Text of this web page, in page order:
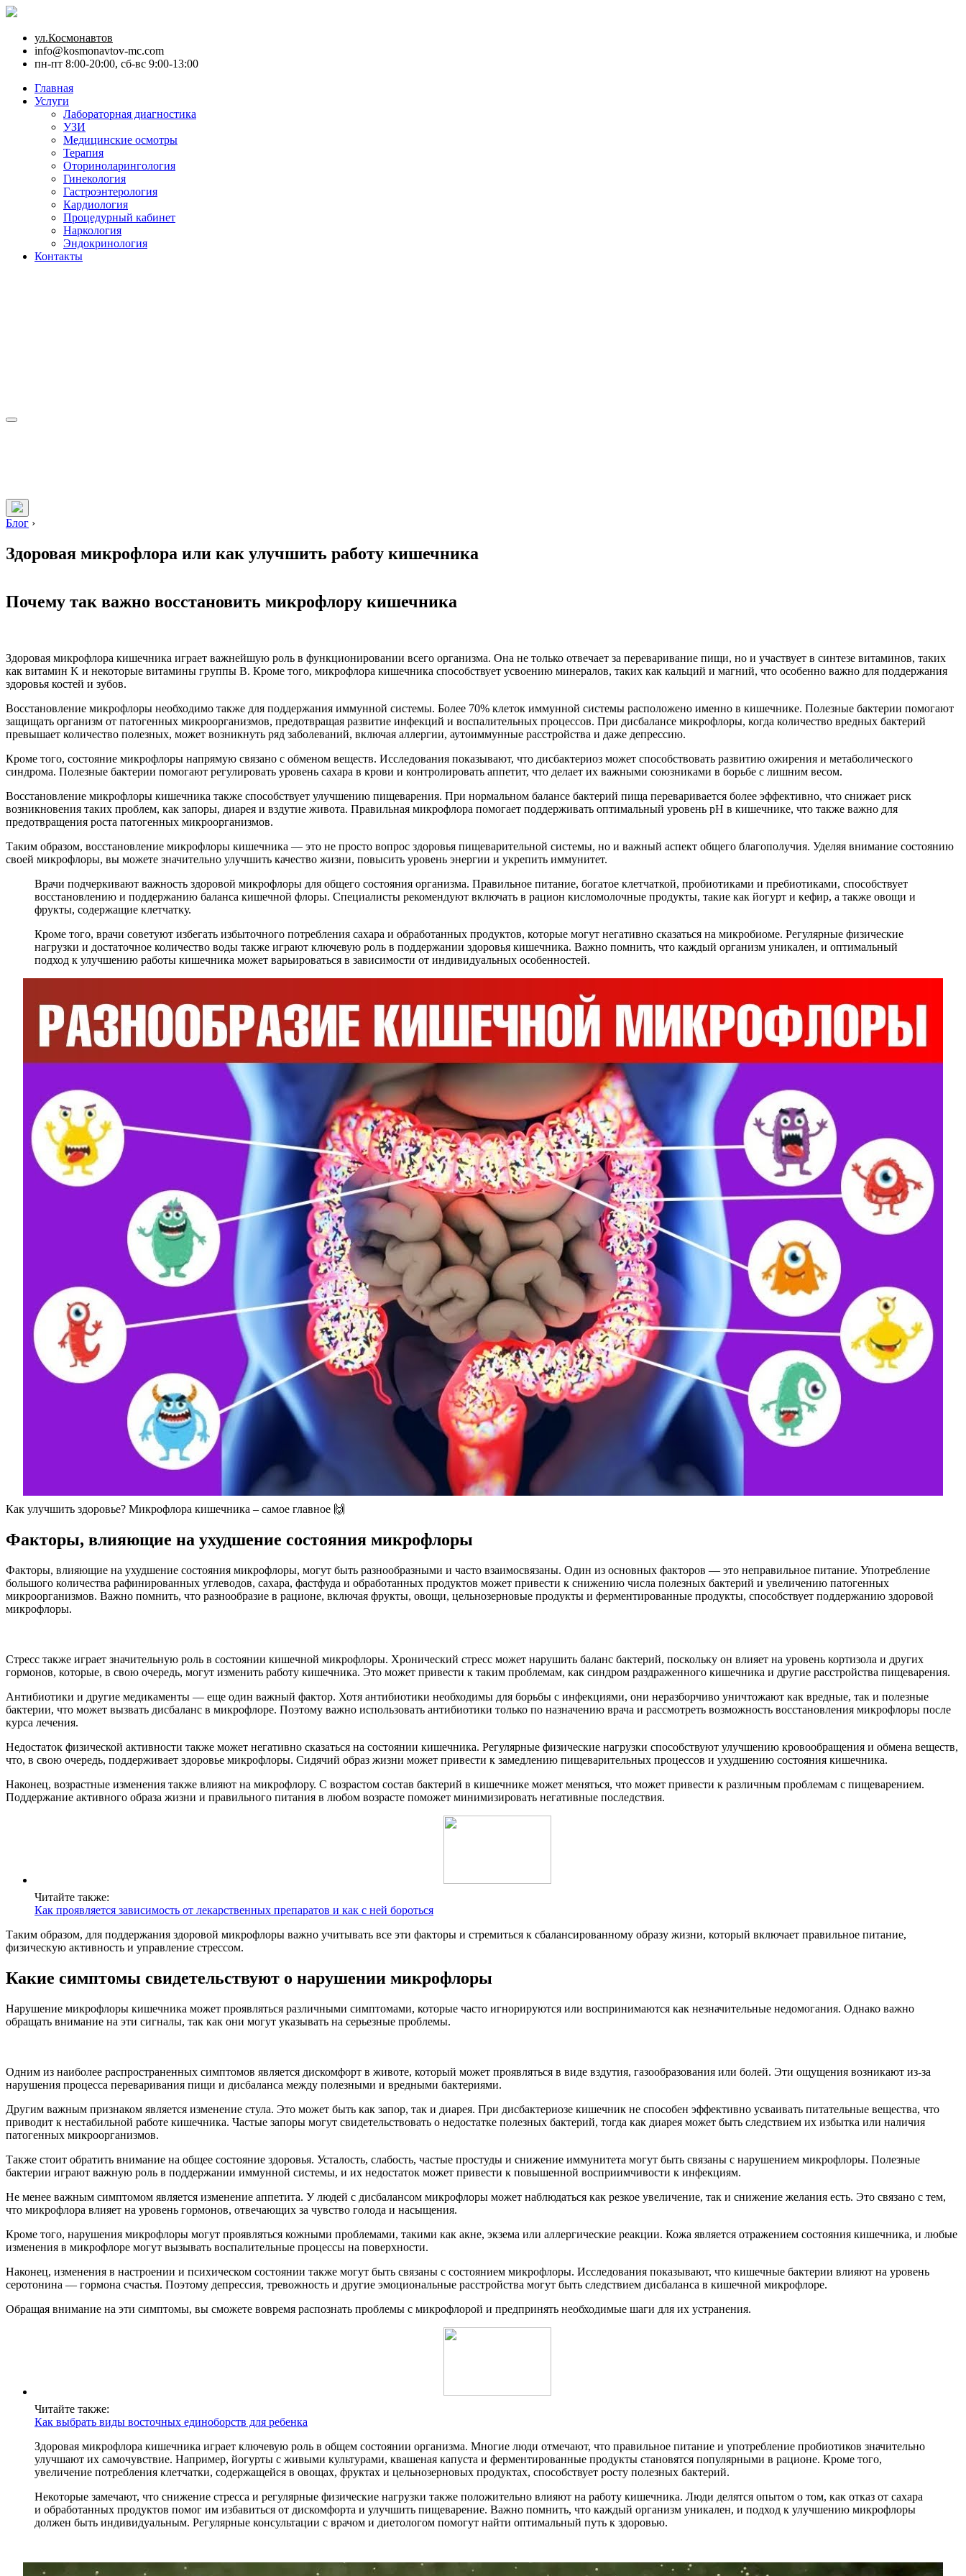
ул.Космонавтов
info@kosmonavtov-mc.com
пн-пт 8:00-20:00, сб-вс 9:00-13:00
Главная
Услуги
Лабораторная диагностика
УЗИ
Медицинские осмотры
Терапия
Оториноларингология
Гинекология
Гастроэнтерология
Кардиология
Процедурный кабинет
Наркология
Эндокринология
Контакты
Блог ›
Здоровая микрофлора или как улучшить работу кишечника
Почему так важно восстановить микрофлору кишечника
Здоровая микрофлора кишечника играет важнейшую роль в функционировании всего организма. Она не только отвечает за переваривание пищи, но и участвует в синтезе витаминов, таких
как витамин K и некоторые витамины группы B. Кроме того, микрофлора кишечника способствует усвоению минералов, таких как кальций и магний, что особенно важно для поддержания
здоровья костей и зубов.
Восстановление микрофлоры необходимо также для поддержания иммунной системы. Более 70% клеток иммунной системы расположено именно в кишечнике. Полезные бактерии помогают
защищать организм от патогенных микроорганизмов, предотвращая развитие инфекций и воспалительных процессов. При дисбалансе микрофлоры, когда количество вредных бактерий
превышает количество полезных, может возникнуть ряд заболеваний, включая аллергии, аутоиммунные расстройства и даже депрессию.
Кроме того, состояние микрофлоры напрямую связано с обменом веществ. Исследования показывают, что дисбактериоз может способствовать развитию ожирения и метаболического
синдрома. Полезные бактерии помогают регулировать уровень сахара в крови и контролировать аппетит, что делает их важными союзниками в борьбе с лишним весом.
Восстановление микрофлоры кишечника также способствует улучшению пищеварения. При нормальном балансе бактерий пища переваривается более эффективно, что снижает риск
возникновения таких проблем, как запоры, диарея и вздутие живота. Правильная микрофлора помогает поддерживать оптимальный уровень pH в кишечнике, что также важно для
предотвращения роста патогенных микроорганизмов.
Таким образом, восстановление микрофлоры кишечника — это не просто вопрос здоровья пищеварительной системы, но и важный аспект общего благополучия. Уделяя внимание состоянию
своей микрофлоры, вы можете значительно улучшить качество жизни, повысить уровень энергии и укрепить иммунитет.
Врачи подчеркивают важность здоровой микрофлоры для общего состояния организма. Правильное питание, богатое клетчаткой, пробиотиками и пребиотиками, способствует
восстановлению и поддержанию баланса кишечной флоры. Специалисты рекомендуют включать в рацион кисломолочные продукты, такие как йогурт и кефир, а также овощи и
фрукты, содержащие клетчатку.
Кроме того, врачи советуют избегать избыточного потребления сахара и обработанных продуктов, которые могут негативно сказаться на микробиоме. Регулярные физические
нагрузки и достаточное количество воды также играют ключевую роль в поддержании здоровья кишечника. Важно помнить, что каждый организм уникален, и оптимальный
подход к улучшению работы кишечника может варьироваться в зависимости от индивидуальных особенностей.
Как улучшить здоровье? Микрофлора кишечника – самое главное 🙌
Факторы, влияющие на ухудшение состояния микрофлоры
Факторы, влияющие на ухудшение состояния микрофлоры, могут быть разнообразными и часто взаимосвязаны. Один из основных факторов — это неправильное питание. Употребление
большого количества рафинированных углеводов, сахара, фастфуда и обработанных продуктов может привести к снижению числа полезных бактерий и увеличению патогенных
микроорганизмов. Важно помнить, что разнообразие в рационе, включая фрукты, овощи, цельнозерновые продукты и ферментированные продукты, способствует поддержанию здоровой
микрофлоры.
Стресс также играет значительную роль в состоянии кишечной микрофлоры. Хронический стресс может нарушить баланс бактерий, поскольку он влияет на уровень кортизола и других
гормонов, которые, в свою очередь, могут изменить работу кишечника. Это может привести к таким проблемам, как синдром раздраженного кишечника и другие расстройства пищеварения.
Антибиотики и другие медикаменты — еще один важный фактор. Хотя антибиотики необходимы для борьбы с инфекциями, они неразборчиво уничтожают как вредные, так и полезные
бактерии, что может вызвать дисбаланс в микрофлоре. Поэтому важно использовать антибиотики только по назначению врача и рассмотреть возможность восстановления микрофлоры после
курса лечения.
Недостаток физической активности также может негативно сказаться на состоянии кишечника. Регулярные физические нагрузки способствуют улучшению кровообращения и обмена веществ,
что, в свою очередь, поддерживает здоровье микрофлоры. Сидячий образ жизни может привести к замедлению пищеварительных процессов и ухудшению состояния кишечника.
Наконец, возрастные изменения также влияют на микрофлору. С возрастом состав бактерий в кишечнике может меняться, что может привести к различным проблемам с пищеварением.
Поддержание активного образа жизни и правильного питания в любом возрасте поможет минимизировать негативные последствия.
Читайте также:
Как проявляется зависимость от лекарственных препаратов и как с ней бороться
Таким образом, для поддержания здоровой микрофлоры важно учитывать все эти факторы и стремиться к сбалансированному образу жизни, который включает правильное питание,
физическую активность и управление стрессом.
Какие симптомы свидетельствуют о нарушении микрофлоры
Нарушение микрофлоры кишечника может проявляться различными симптомами, которые часто игнорируются или воспринимаются как незначительные недомогания. Однако важно
обращать внимание на эти сигналы, так как они могут указывать на серьезные проблемы.
Одним из наиболее распространенных симптомов является дискомфорт в животе, который может проявляться в виде вздутия, газообразования или болей. Эти ощущения возникают из-за
нарушения процесса переваривания пищи и дисбаланса между полезными и вредными бактериями.
Другим важным признаком является изменение стула. Это может быть как запор, так и диарея. При дисбактериозе кишечник не способен эффективно усваивать питательные вещества, что
приводит к нестабильной работе кишечника. Частые запоры могут свидетельствовать о недостатке полезных бактерий, тогда как диарея может быть следствием их избытка или наличия
патогенных микроорганизмов.
Также стоит обратить внимание на общее состояние здоровья. Усталость, слабость, частые простуды и снижение иммунитета могут быть связаны с нарушением микрофлоры. Полезные
бактерии играют важную роль в поддержании иммунной системы, и их недостаток может привести к повышенной восприимчивости к инфекциям.
Не менее важным симптомом является изменение аппетита. У людей с дисбалансом микрофлоры может наблюдаться как резкое увеличение, так и снижение желания есть. Это связано с тем,
что микрофлора влияет на уровень гормонов, отвечающих за чувство голода и насыщения.
Кроме того, нарушения микрофлоры могут проявляться кожными проблемами, такими как акне, экзема или аллергические реакции. Кожа является отражением состояния кишечника, и любые
изменения в микрофлоре могут вызывать воспалительные процессы на поверхности.
Наконец, изменения в настроении и психическом состоянии также могут быть связаны с состоянием микрофлоры. Исследования показывают, что кишечные бактерии влияют на уровень
серотонина — гормона счастья. Поэтому депрессия, тревожность и другие эмоциональные расстройства могут быть следствием дисбаланса в кишечной микрофлоре.
Обращая внимание на эти симптомы, вы сможете вовремя распознать проблемы с микрофлорой и предпринять необходимые шаги для их устранения.
Читайте также:
Как выбрать виды восточных единоборств для ребенка
Здоровая микрофлора кишечника играет ключевую роль в общем состоянии организма. Многие люди отмечают, что правильное питание и употребление пробиотиков значительно
улучшают их самочувствие. Например, йогурты с живыми культурами, квашеная капуста и ферментированные продукты становятся популярными в рационе. Кроме того,
увеличение потребления клетчатки, содержащейся в овощах, фруктах и цельнозерновых продуктах, способствует росту полезных бактерий.
Некоторые замечают, что снижение стресса и регулярные физические нагрузки также положительно влияют на работу кишечника. Люди делятся опытом о том, как отказ от сахара
и обработанных продуктов помог им избавиться от дискомфорта и улучшить пищеварение. Важно помнить, что каждый организм уникален, и подход к улучшению микрофлоры
должен быть индивидуальным. Регулярные консультации с врачом и диетологом помогут найти оптимальный путь к здоровью.